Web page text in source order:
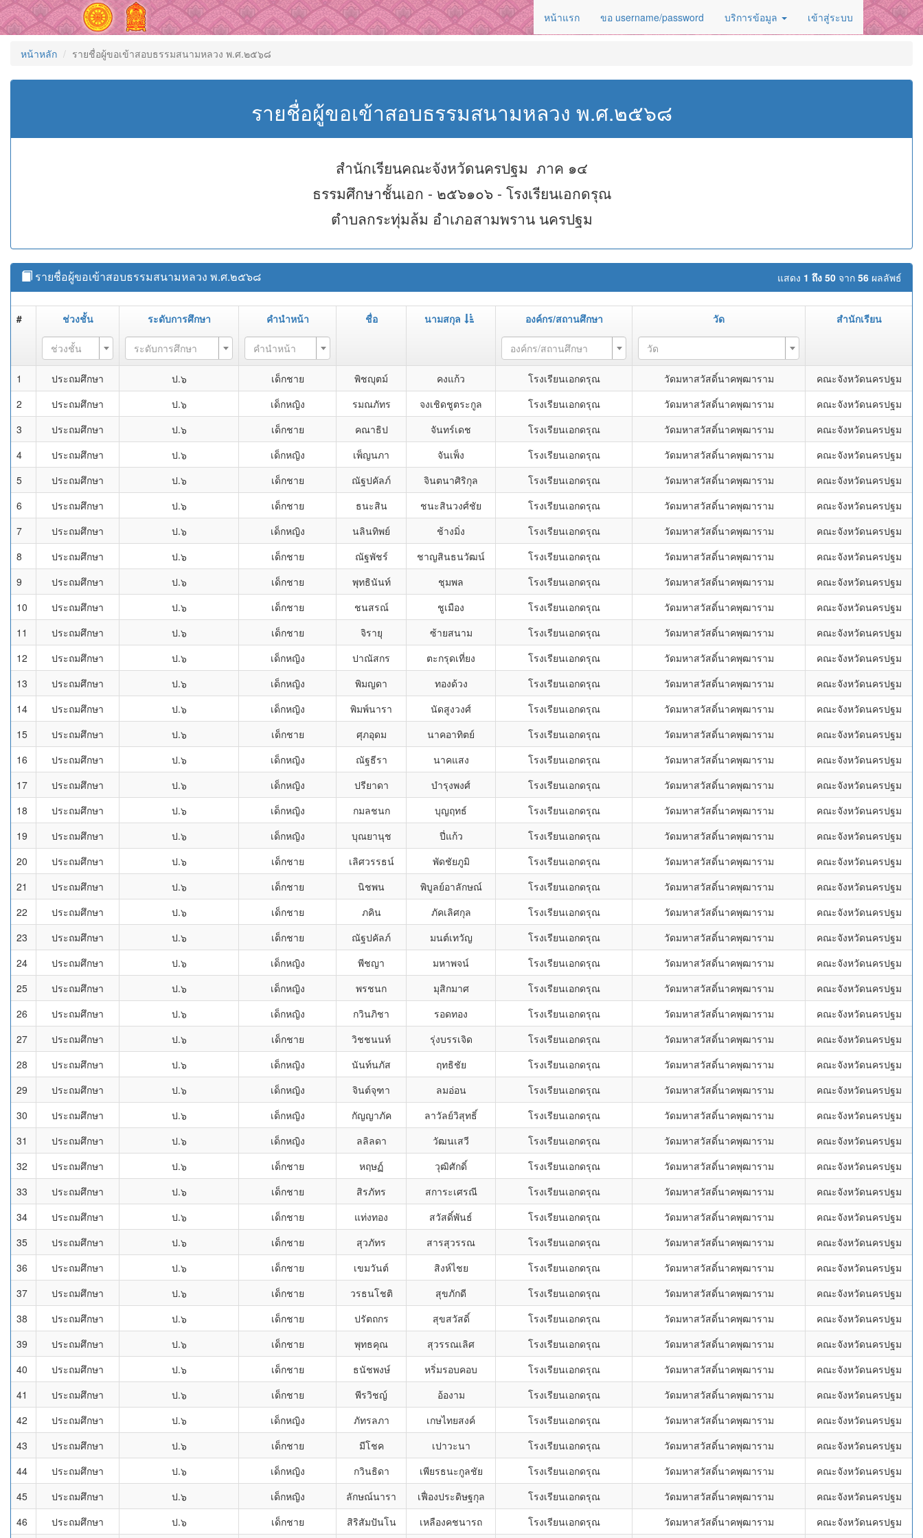
หน้าแรก ขอ username/password บริการข้อมูล เข้าสู่ระบบ
หน้าหลัก รายชื่อผู้ขอเข้าสอบธรรมสนามหลวง พ.ศ.๒๕๖๘
รายชื่อผู้ขอเข้าสอบธรรมสนามหลวง พ.ศ.๒๕๖๘
สำนักเรียนคณะจังหวัดนครปฐม ภาค ๑๔
ธรรมศึกษาชั้นเอก - ๒๕๖๑๐๖ - โรงเรียนเอกดรุณ
ตำบลกระทุ่มล้ม อำเภอสามพราน นครปฐม
แสดง 1 ถึง 50 จาก 56 ผลลัพธ์
รายชื่อผู้ขอเข้าสอบธรรมสนามหลวง พ.ศ.๒๕๖๘
# ช่วงชั้น ระดับการศึกษา คำนำหน้า ชื่อ นามสกุล องค์กร/สถานศึกษา วัด สำนักเรียน
ช่วงชั้น ระดับการศึกษา คำนำหน้า องค์กร/สถานศึกษา วัด
1 ประถมศึกษา ป.๖ เด็กชาย พิชญุตม์ คงแก้ว โรงเรียนเอกดรุณ วัดมหาสวัสดิ์นาคพุฒาราม
คณะจังหวัดนครปฐม
2
ประถมศึกษา ป.๖ เด็กหญิง รมณภัทร จงเชิดชูตระกูล โรงเรียนเอกดรุณ วัดมหาสวัสดิ์นาคพุฒาราม
คณะจังหวัดนครปฐม
3
ประถมศึกษา ป.๖ เด็กชาย คณาธิป จันทร์เดช โรงเรียนเอกดรุณ วัดมหาสวัสดิ์นาคพุฒาราม
คณะจังหวัดนครปฐม
4
ประถมศึกษา ป.๖ เด็กหญิง เพ็ญนภา จันเพ็ง โรงเรียนเอกดรุณ วัดมหาสวัสดิ์นาคพุฒาราม
คณะจังหวัดนครปฐม
5
ประถมศึกษา ป.๖ เด็กชาย ณัฐปคัลภ์ จินตนาศิริกุล โรงเรียนเอกดรุณ วัดมหาสวัสดิ์นาคพุฒาราม
คณะจังหวัดนครปฐม
6
ประถมศึกษา ป.๖ เด็กชาย ธนะสิน ชนะสินวงศ์ชัย โรงเรียนเอกดรุณ วัดมหาสวัสดิ์นาคพุฒาราม
คณะจังหวัดนครปฐม
7
ประถมศึกษา ป.๖ เด็กหญิง นลินทิพย์ ช้างมิ่ง โรงเรียนเอกดรุณ วัดมหาสวัสดิ์นาคพุฒาราม
คณะจังหวัดนครปฐม
8
ประถมศึกษา ป.๖ เด็กชาย ณัฐพัชร์ ชาญสินธนวัฒน์ โรงเรียนเอกดรุณ วัดมหาสวัสดิ์นาคพุฒาราม
คณะจังหวัดนครปฐม
9
ประถมศึกษา ป.๖ เด็กชาย พุทธินันท์ ชุมพล โรงเรียนเอกดรุณ วัดมหาสวัสดิ์นาคพุฒาราม
คณะจังหวัดนครปฐม
10
ประถมศึกษา ป.๖ เด็กชาย ชนสรณ์ ชูเมือง โรงเรียนเอกดรุณ วัดมหาสวัสดิ์นาคพุฒาราม
คณะจังหวัดนครปฐม
11
ประถมศึกษา ป.๖ เด็กชาย จิรายุ ซ้ายสนาม โรงเรียนเอกดรุณ วัดมหาสวัสดิ์นาคพุฒาราม
คณะจังหวัดนครปฐม
12
ประถมศึกษา ป.๖ เด็กหญิง ปาณัสกร ตะกรุดเที่ยง โรงเรียนเอกดรุณ วัดมหาสวัสดิ์นาคพุฒาราม
คณะจังหวัดนครปฐม
13
ประถมศึกษา ป.๖ เด็กหญิง พิมญดา ทองด้วง โรงเรียนเอกดรุณ วัดมหาสวัสดิ์นาคพุฒาราม
คณะจังหวัดนครปฐม
14
ประถมศึกษา ป.๖ เด็กหญิง พิมพ์นารา นัดสูงวงศ์ โรงเรียนเอกดรุณ วัดมหาสวัสดิ์นาคพุฒาราม
คณะจังหวัดนครปฐม
15
ประถมศึกษา ป.๖ เด็กชาย ศุภอุดม นาคอาทิตย์ โรงเรียนเอกดรุณ วัดมหาสวัสดิ์นาคพุฒาราม
คณะจังหวัดนครปฐม
16
ประถมศึกษา ป.๖ เด็กหญิง ณัฐธีรา นาคแสง โรงเรียนเอกดรุณ วัดมหาสวัสดิ์นาคพุฒาราม
คณะจังหวัดนครปฐม
17
ประถมศึกษา ป.๖ เด็กหญิง ปรียาดา บำรุงพงศ์ โรงเรียนเอกดรุณ วัดมหาสวัสดิ์นาคพุฒาราม
คณะจังหวัดนครปฐม
18
ประถมศึกษา ป.๖ เด็กหญิง กมลชนก บุญฤทธ์ โรงเรียนเอกดรุณ วัดมหาสวัสดิ์นาคพุฒาราม
คณะจังหวัดนครปฐม
19
ประถมศึกษา ป.๖ เด็กหญิง บุณยานุช ปี่แก้ว โรงเรียนเอกดรุณ วัดมหาสวัสดิ์นาคพุฒาราม
คณะจังหวัดนครปฐม
20
ประถมศึกษา ป.๖ เด็กชาย เลิศวรรธน์ พัดชัยภูมิ โรงเรียนเอกดรุณ วัดมหาสวัสดิ์นาคพุฒาราม
คณะจังหวัดนครปฐม
21
ประถมศึกษา ป.๖ เด็กชาย นิชพน พิบูลย์อาลักษณ์ โรงเรียนเอกดรุณ วัดมหาสวัสดิ์นาคพุฒาราม
คณะจังหวัดนครปฐม
22
ประถมศึกษา ป.๖ เด็กชาย ภคิน ภัคเลิศกุล โรงเรียนเอกดรุณ วัดมหาสวัสดิ์นาคพุฒาราม
คณะจังหวัดนครปฐม
23
ประถมศึกษา ป.๖ เด็กชาย ณัฐปคัลภ์ มนต์เทวัญ โรงเรียนเอกดรุณ วัดมหาสวัสดิ์นาคพุฒาราม
คณะจังหวัดนครปฐม
24
ประถมศึกษา ป.๖ เด็กหญิง พีชญา มหาพจน์ โรงเรียนเอกดรุณ วัดมหาสวัสดิ์นาคพุฒาราม
คณะจังหวัดนครปฐม
25
ประถมศึกษา ป.๖ เด็กหญิง พรชนก มุสิกมาศ โรงเรียนเอกดรุณ วัดมหาสวัสดิ์นาคพุฒาราม
คณะจังหวัดนครปฐม
26
ประถมศึกษา ป.๖ เด็กหญิง กวินภิชา รอดทอง โรงเรียนเอกดรุณ วัดมหาสวัสดิ์นาคพุฒาราม
คณะจังหวัดนครปฐม
27
ประถมศึกษา ป.๖ เด็กชาย วิชชนนท์ รุ่งบรรเจิด โรงเรียนเอกดรุณ วัดมหาสวัสดิ์นาคพุฒาราม
คณะจังหวัดนครปฐม
28
ประถมศึกษา ป.๖ เด็กหญิง นันท์นภัส ฤทธิชัย โรงเรียนเอกดรุณ วัดมหาสวัสดิ์นาคพุฒาราม
คณะจังหวัดนครปฐม
29
ประถมศึกษา ป.๖ เด็กหญิง จินต์จุฑา ลมอ่อน โรงเรียนเอกดรุณ วัดมหาสวัสดิ์นาคพุฒาราม
คณะจังหวัดนครปฐม
30
ประถมศึกษา ป.๖ เด็กหญิง กัญญาภัค ลาวัลย์วิสุทธิ์ โรงเรียนเอกดรุณ วัดมหาสวัสดิ์นาคพุฒาราม
คณะจังหวัดนครปฐม
31
ประถมศึกษา ป.๖ เด็กหญิง ลลิลดา วัฒนเสวี โรงเรียนเอกดรุณ วัดมหาสวัสดิ์นาคพุฒาราม
คณะจังหวัดนครปฐม
32
ประถมศึกษา ป.๖ เด็กชาย หฤษฏ์ วุฒิศักดิ์ โรงเรียนเอกดรุณ วัดมหาสวัสดิ์นาคพุฒาราม
คณะจังหวัดนครปฐม
33
ประถมศึกษา ป.๖ เด็กชาย สิรภัทร สการะเศรณี โรงเรียนเอกดรุณ วัดมหาสวัสดิ์นาคพุฒาราม
คณะจังหวัดนครปฐม
34
ประถมศึกษา ป.๖ เด็กชาย แท่งทอง สวัสดิ์พันธ์ โรงเรียนเอกดรุณ วัดมหาสวัสดิ์นาคพุฒาราม
คณะจังหวัดนครปฐม
35
ประถมศึกษา ป.๖ เด็กชาย สุวภัทร สารสุวรรณ โรงเรียนเอกดรุณ วัดมหาสวัสดิ์นาคพุฒาราม
คณะจังหวัดนครปฐม
36
ประถมศึกษา ป.๖ เด็กชาย เขมวันต์ สิงห์ไชย โรงเรียนเอกดรุณ วัดมหาสวัสดิ์นาคพุฒาราม
คณะจังหวัดนครปฐม
37
ประถมศึกษา ป.๖ เด็กชาย วรธนโชติ สุขภักดี โรงเรียนเอกดรุณ วัดมหาสวัสดิ์นาคพุฒาราม
คณะจังหวัดนครปฐม
38
ประถมศึกษา ป.๖ เด็กชาย ปรัตถกร สุขสวัสดิ์ โรงเรียนเอกดรุณ วัดมหาสวัสดิ์นาคพุฒาราม
คณะจังหวัดนครปฐม
39
ประถมศึกษา ป.๖ เด็กชาย พุทธคุณ สุวรรณเลิศ โรงเรียนเอกดรุณ วัดมหาสวัสดิ์นาคพุฒาราม
คณะจังหวัดนครปฐม
40
ประถมศึกษา ป.๖ เด็กชาย ธนัชพงษ์ หริ่มรอบคอบ โรงเรียนเอกดรุณ วัดมหาสวัสดิ์นาคพุฒาราม
คณะจังหวัดนครปฐม
41
ประถมศึกษา ป.๖ เด็กชาย พีรวิชญ์ อ้องาม โรงเรียนเอกดรุณ วัดมหาสวัสดิ์นาคพุฒาราม
คณะจังหวัดนครปฐม
42
ประถมศึกษา ป.๖ เด็กหญิง ภัทรลภา เกษไทยสงค์ โรงเรียนเอกดรุณ วัดมหาสวัสดิ์นาคพุฒาราม
คณะจังหวัดนครปฐม
43
ประถมศึกษา ป.๖ เด็กชาย มีโชค เปาวะนา โรงเรียนเอกดรุณ วัดมหาสวัสดิ์นาคพุฒาราม
คณะจังหวัดนครปฐม
44
ประถมศึกษา ป.๖ เด็กหญิง กวินธิดา เพียรธนะกูลชัย โรงเรียนเอกดรุณ วัดมหาสวัสดิ์นาคพุฒาราม
คณะจังหวัดนครปฐม
45
ประถมศึกษา ป.๖ เด็กหญิง ลักษณ์นารา เฟื่องประดิษฐกุล โรงเรียนเอกดรุณ วัดมหาสวัสดิ์นาคพุฒาราม
คณะจังหวัดนครปฐม
46
ประถมศึกษา ป.๖ เด็กชาย สิริสัมปันโน เหลืองคชนารถ โรงเรียนเอกดรุณ วัดมหาสวัสดิ์นาคพุฒาราม คณะจังหวัดนครปฐม